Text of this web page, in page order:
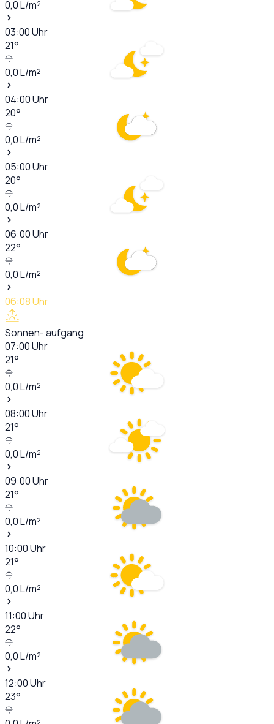
0,0L/m²
03:00Uhr
21°
0,0L/m²
04:00Uhr
20°
0,0L/m²
05:00Uhr
20°
0,0L/m²
06:00Uhr
22°
0,0L/m²
06:08Uhr
Sonnen- aufgang
07:00Uhr
21°
0,0L/m²
08:00Uhr
21°
0,0L/m²
09:00Uhr
21°
0,0L/m²
10:00Uhr
21°
0,0L/m²
11:00Uhr
22°
0,0L/m²
12:00Uhr
23°